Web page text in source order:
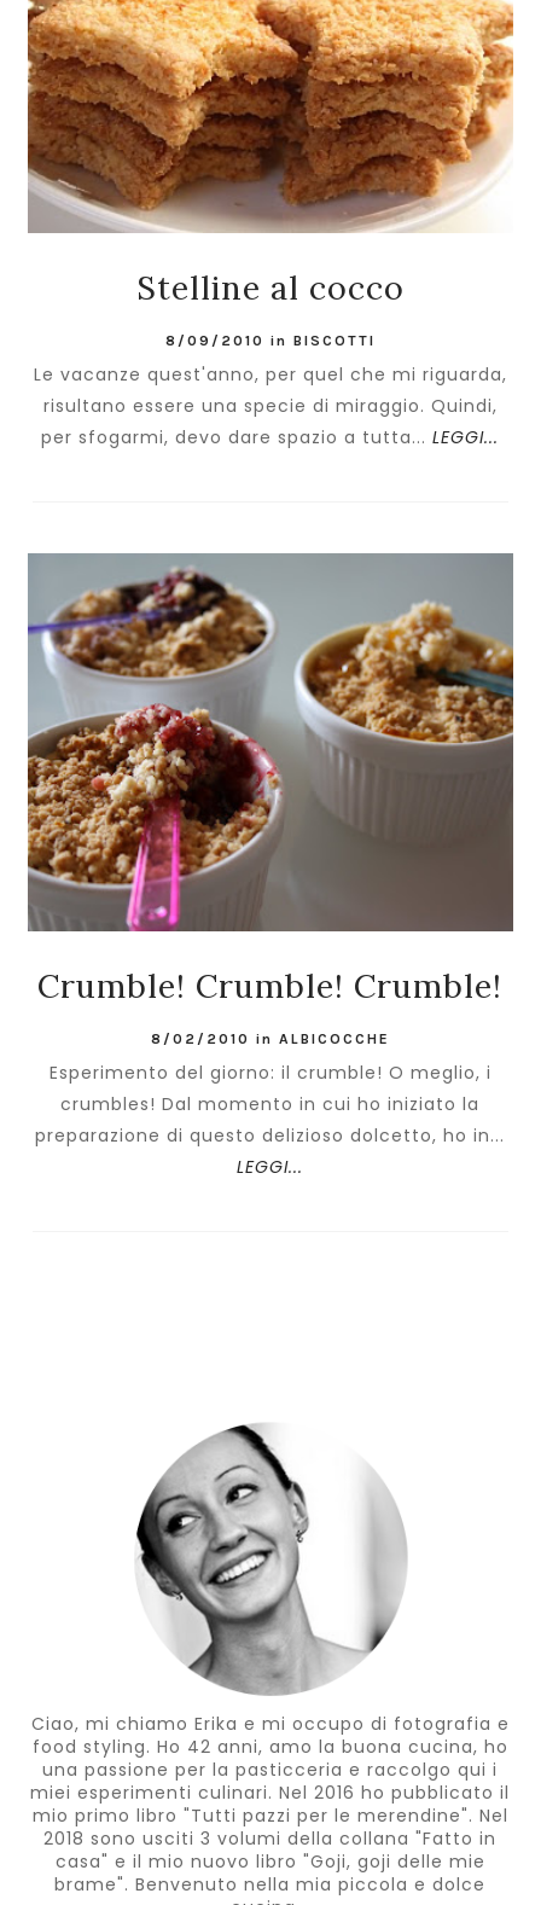
Stelline al cocco
8/09/2010 in BISCOTTI
Le vacanze quest'anno, per quel che mi riguarda,
risultano essere una specie di miraggio. Quindi,
per sfogarmi, devo dare spazio a tutta...LEGGI...
Crumble! Crumble! Crumble!
8/02/2010 in ALBICOCCHE
Esperimento del giorno: il crumble! O meglio, i
crumbles! Dal momento in cui ho iniziato la
preparazione di questo delizioso dolcetto, ho in...
LEGGI...
Ciao, mi chiamo Erika e mi occupo di fotografia e
food styling. Ho 42 anni, amo la buona cucina, ho
una passione per la pasticceria e raccolgo qui i
miei esperimenti culinari. Nel 2016 ho pubblicato il
mio primo libro "Tutti pazzi per le merendine". Nel
2018 sono usciti 3 volumi della collana "Fatto in
casa" e il mio nuovo libro "Goji, goji delle mie
brame". Benvenuto nella mia piccola e dolce